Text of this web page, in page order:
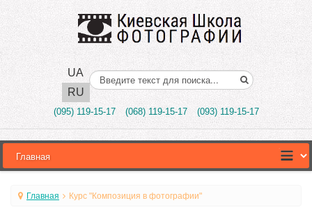
UA
RU
Поиск..
(095) 119-15-17 (068) 119-15-17 (093) 119-15-17
Главная Курс "Композиция в фотографии"